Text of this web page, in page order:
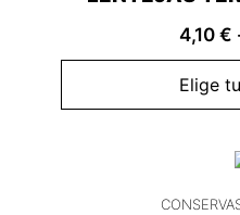
4,10 €
Elige